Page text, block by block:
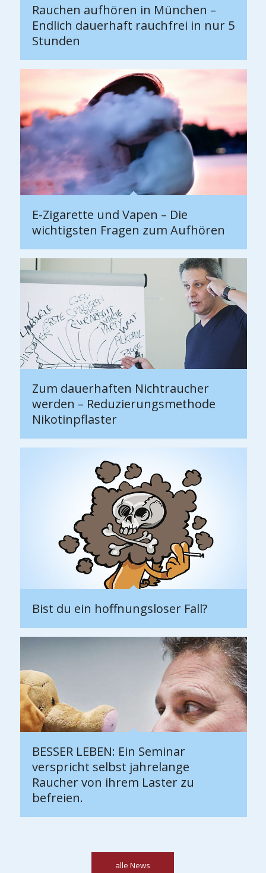
Rauchen aufhören in München –
Endlich dauerhaft rauchfrei in nur 5
Stunden
E-Zigarette und Vapen – Die
wichtigsten Fragen zum Aufhören
Zum dauerhaften Nichtraucher
werden – Reduzierungsmethode
Nikotinpflaster
Bist du ein hoffnungsloser Fall?
BESSER LEBEN: Ein Seminar
verspricht selbst jahrelange
Raucher von ihrem Laster zu
befreien.
alle News